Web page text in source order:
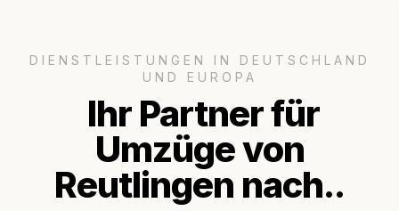
DIENSTLEISTUNGEN IN DEUTSCHLAND
UND EUROPA
Ihr Partner für
Umzüge von
Reutlingen nach..